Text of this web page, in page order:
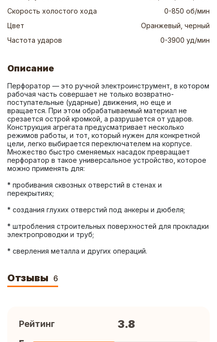
Скорость холостого хода
0-850 об/мин
Цвет
Оранжевый, черный
Частота ударов
0-3900 уд/мин
Описание
Перфоратор — это ручной электроинструмент, в котором
рабочая часть совершает не только возвратно-
поступательные (ударные) движения, но еще и
вращается. При этом обрабатываемый материал не
срезается острой кромкой, а разрушается от ударов.
Конструкция агрегата предусматривает несколько
режимов работы, и тот, который нужен для конкретной
цели, легко выбирается переключателем на корпусе.
Множество быстро сменяемых насадок превращает
перфоратор в такое универсальное устройство, которое
* пробивания сквозных отверстий в стенах и
* штробления строительных поверхностей для прокладки
* сверления металла и других операций.
Отзывы 6
Рейтинг 3.8